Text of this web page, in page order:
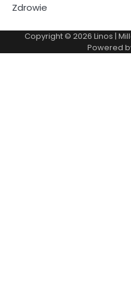
Zdrowie
Copyright © 2026 Linos |
Powered